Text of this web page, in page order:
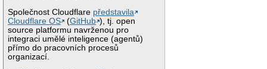
Společnost Cloudflare představila
Cloudflare OS
(GitHub ), tj. open
source platformu navrženou pro
integraci umělé inteligence (agentů)
přímo do pracovních procesů
organizací.